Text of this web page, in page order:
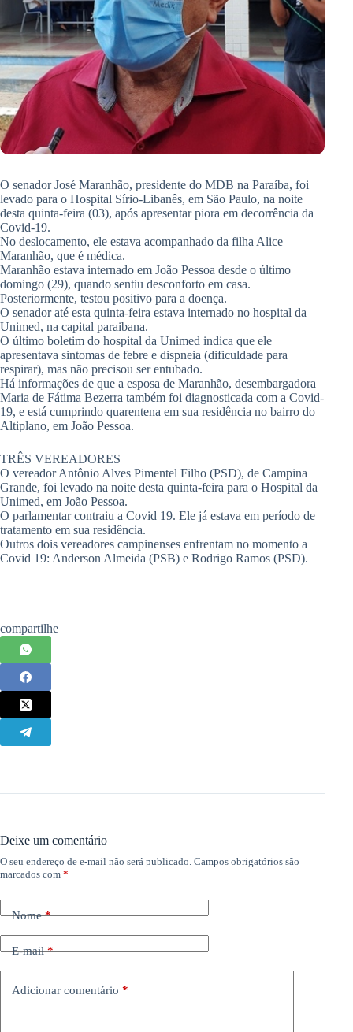
O senador José Maranhão, presidente do MDB na Paraíba, foi
levado para o Hospital Sírio-Libanês, em São Paulo, na noite
desta quinta-feira (03), após apresentar piora em decorrência da
Covid-19.
No deslocamento, ele estava acompanhado da filha Alice
Maranhão, que é médica.
Maranhão estava internado em João Pessoa desde o último
domingo (29), quando sentiu desconforto em casa.
Posteriormente, testou positivo para a doença.
O senador até esta quinta-feira estava internado no hospital da
Unimed, na capital paraibana.
O último boletim do hospital da Unimed indica que ele
apresentava sintomas de febre e dispneia (dificuldade para
respirar), mas não precisou ser entubado.
Há informações de que a esposa de Maranhão, desembargadora
Maria de Fátima Bezerra também foi diagnosticada com a Covid-
19, e está cumprindo quarentena em sua residência no bairro do
Altiplano, em João Pessoa.
TRÊS VEREADORES
O vereador Antônio Alves Pimentel Filho (PSD), de Campina
Grande, foi levado na noite desta quinta-feira para o Hospital da
Unimed, em João Pessoa.
O parlamentar contraiu a Covid 19. Ele já estava em período de
tratamento em sua residência.
Outros dois vereadores campinenses enfrentam no momento a
Covid 19: Anderson Almeida (PSB) e Rodrigo Ramos (PSD).
compartilhe
Deixe um comentário
O seu endereço de e-mail não será publicado. Campos obrigatórios são
marcados com *
Nome*
E-mail*
Adicionar comentário *